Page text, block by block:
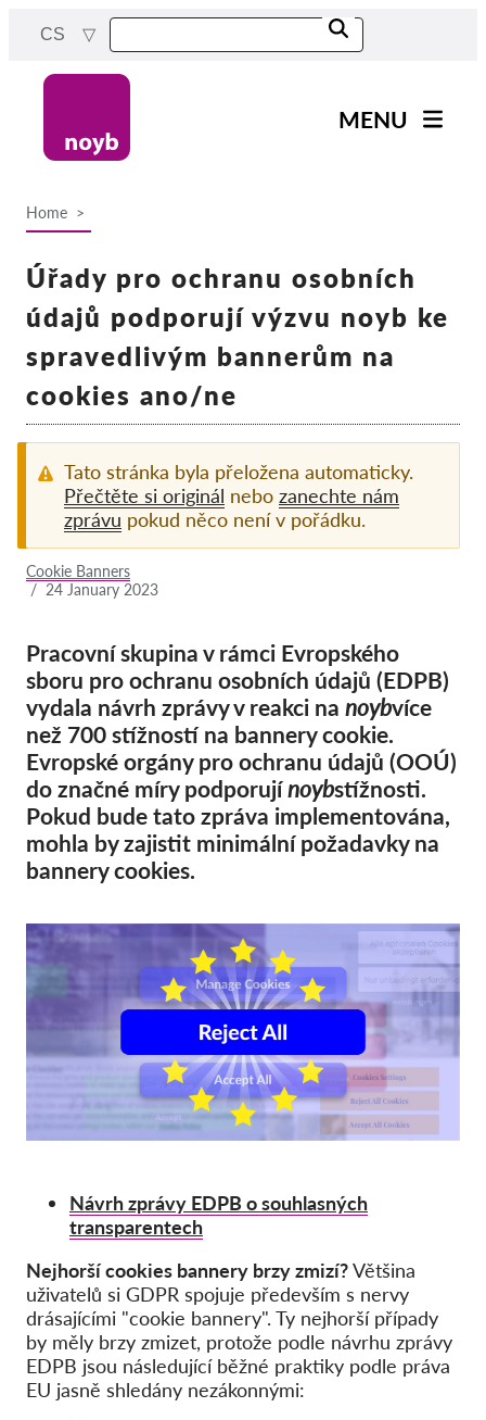
content
CS
MENU
Projekty
orgánů
Rozhodnutí pro jednotlivé
Exercise your rights!
Pordporte nás!
Sponzorství
Daňová uznatelnost
Přihlášení člena
O nás
Tým
Kariéra
Hromadná žaloba
OnionShare
Média
Kontakt
Home
Úřady pro ochranu osobních
údajů podporují výzvu noyb ke
spravedlivým bannerům na
cookies ano/ne
Tato stránka byla přeložena automaticky.
Přečtěte si originál nebo zanechte nám
zprávu pokud něco není v pořádku.
Cookie Banners
/ 24 January 2023
Pracovní skupina v rámci Evropského
sboru pro ochranu osobních údajů (EDPB)
vydala návrh zprávy v reakci na noybvíce
než 700 stížností na bannery cookie.
Evropské orgány pro ochranu údajů (OOÚ)
do značné míry podporujínoybstížnosti.
Pokud bude tato zpráva implementována,
mohla by zajistit minimální požadavky na
bannery cookies.
Návrh zprávy EDPB o souhlasných
transparentech
Nejhorší cookies bannery brzy zmizí?Většina
uživatelů si GDPR spojuje především s nervy
drásajícími "cookie bannery". Ty nejhorší případy
by měly brzy zmizet, protože podle návrhu zprávy
EDPB jsou následující běžné praktiky podle práva
EU jasně shledány nezákonnými: